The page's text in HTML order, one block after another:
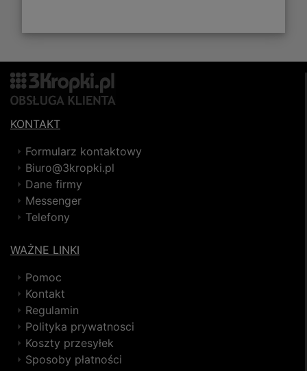
KONTAKT
Formularz kontaktowy
Biuro@3kropki.pl
Dane firmy
Messenger
Telefony
WAŻNE LINKI
Pomoc
Kontakt
Regulamin
Polityka prywatnosci
Koszty przesyłek
Sposoby płatności